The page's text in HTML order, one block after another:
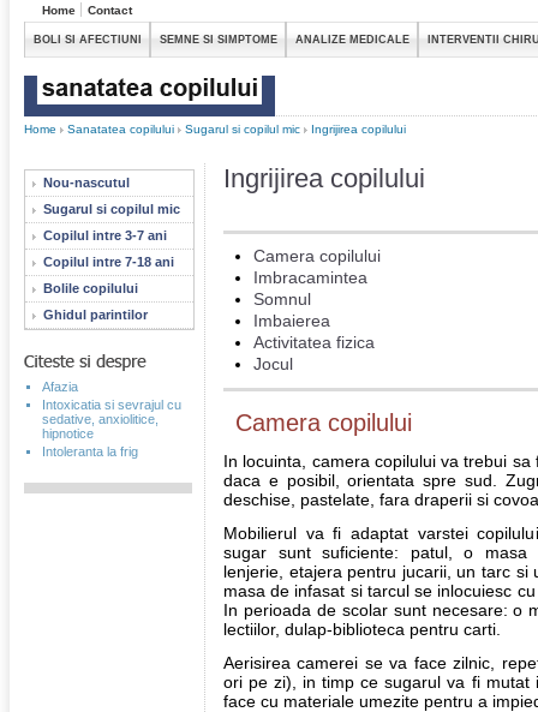
Home Contact
BOLI SI AFECTIUNI SEMNE SI SIMPTOME ANALIZE MEDICALE INTERVENTII
Home Sanatatea copilului Sugarul si copilul mic Ingrijirea copilului
Nou-nascutul
Sugarul si copilul mic
Copilul intre 3-7 ani
Copilul intre 7-18 ani
Bolile copilului
Ghidul parintilor
Afazia
Intoxicatia si sevrajul cu
sedative, anxiolitice,
hipnotice
Intoleranta la frig
Ingrijirea copilului
Camera copilului
Imbracamintea
Somnul
Imbaierea
Activitatea fizica
Jocul
Camera copilului
In locuinta, camera copilului va trebui
daca e posibil, orientata spre sud.
deschise, pastelate, fara draperii si
Mobilierul va fi adaptat varstei
sugar sunt suficiente: patul, o masa
lenjerie, etajera pentru jucarii, un tarc
masa de infasat si tarcul se inlocuiesc
In perioada de scolar sunt necesare: o
lectiilor, dulap-biblioteca pentru carti.
Aerisirea camerei se va face zilnic,
ori pe zi), in timp ce sugarul va fi mutat
face cu materiale umezite pentru a